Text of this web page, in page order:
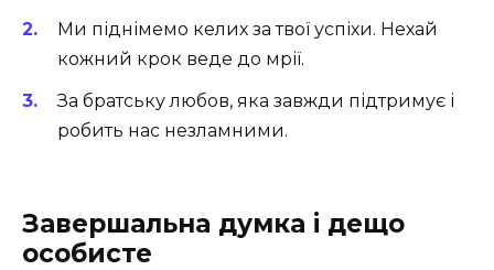
Ми піднімемо келих за твої успіхи. Нехай
кожний крок веде до мрії.
За братську любов, яка завжди підтримує і
робить нас незламними.
Завершальна думка і дещо
особисте